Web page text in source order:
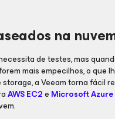
na
de testes, mas
mais empecilhos, o que
a Veeam torna fácil
AWS EC2e Microsoft Azure